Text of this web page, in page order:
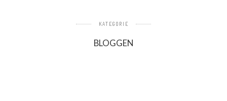
KATEGORIE
BLOGGEN